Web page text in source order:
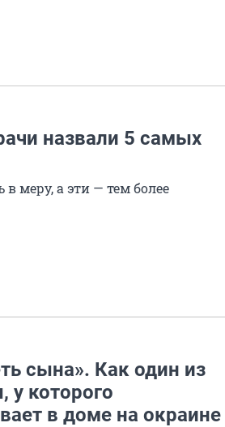
назвали 5 самых
меру, а эти — тем более
сына». Как один из
у которого
в доме на окраине